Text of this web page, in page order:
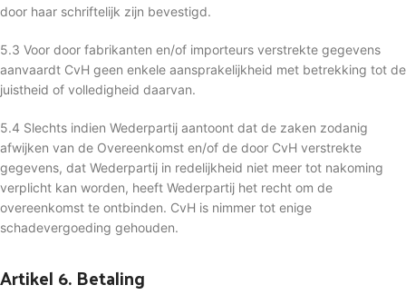
door haar schriftelijk zijn bevestigd.
5.3 Voor door fabrikanten en/of importeurs verstrekte gegevens
aanvaardt CvH geen enkele aansprakelijkheid met betrekking tot de
juistheid of volledigheid daarvan.
5.4 Slechts indien Wederpartij aantoont dat de zaken zodanig
afwijken van de Overeenkomst en/of de door CvH verstrekte
gegevens, dat Wederpartij in redelijkheid niet meer tot nakoming
verplicht kan worden, heeft Wederpartij het recht om de
overeenkomst te ontbinden. CvH is nimmer tot enige
schadevergoeding gehouden.
Artikel 6. Betaling